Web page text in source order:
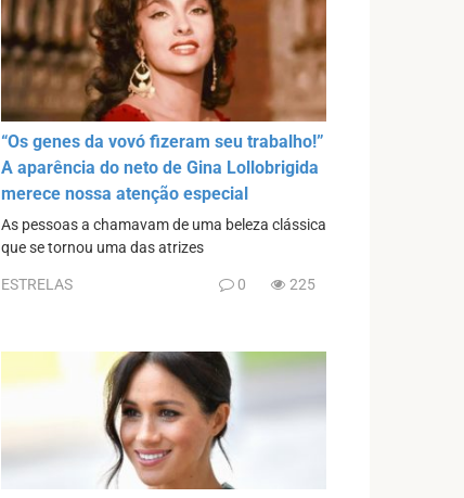
“Os genes da vovó fizeram seu trabalho!”
A aparência do neto de Gina Lollobrigida
merece nossa atenção especial
As pessoas a chamavam de uma beleza clássica
que se tornou uma das atrizes
ESTRELAS 0 225